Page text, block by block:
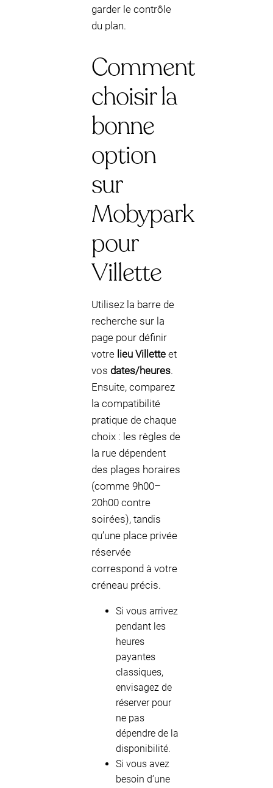
garder le contrôle
du plan.
Comment
choisir la
bonne
option
sur
Mobypark
pour
Villette
Utilisez la barre de
recherche sur la
page pour définir
votre lieu Villette et
vos dates/heures.
Ensuite, comparez
la compatibilité
pratique de chaque
choix : les règles de
la rue dépendent
des plages horaires
(comme 9h00–
20h00 contre
soirées), tandis
qu’une place privée
réservée
correspond à votre
créneau précis.
Si vous arrivez
pendant les
heures
payantes
classiques,
envisagez de
réserver pour
ne pas
dépendre de la
disponibilité.
Si vous avez
besoin d’une